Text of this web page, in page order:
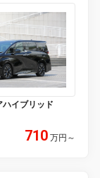
ハイブリッド
710 万円 ～